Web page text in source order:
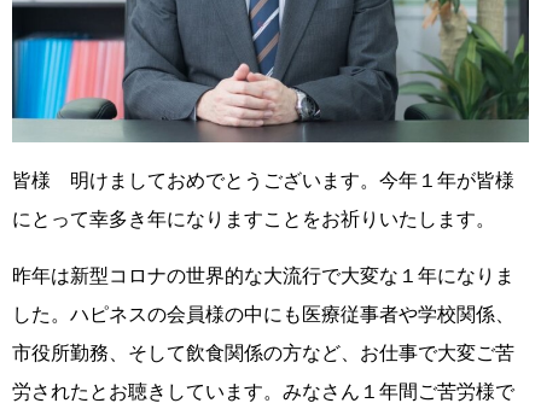
皆様 明けましておめでとうございます。今年１年が皆様
にとって幸多き年になりますことをお祈りいたします。
昨年は新型コロナの世界的な大流行で大変な１年になりま
した。ハピネスの会員様の中にも医療従事者や学校関係、
市役所勤務、そして飲食関係の方など、お仕事で大変ご苦
労されたとお聴きしています。みなさん１年間ご苦労様で